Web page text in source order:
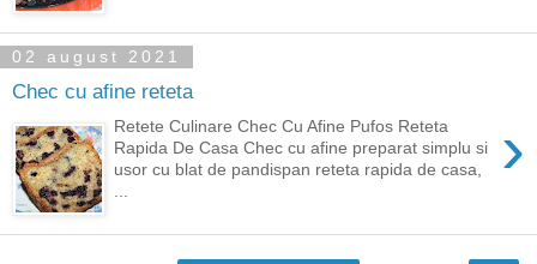
02 august 2021
Chec cu afine reteta
›
Retete Culinare Chec Cu Afine Pufos Reteta
Rapida De Casa Chec cu afine preparat simplu si
usor cu blat de pandispan reteta rapida de casa,